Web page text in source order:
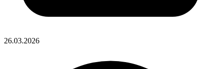
26.03.2026